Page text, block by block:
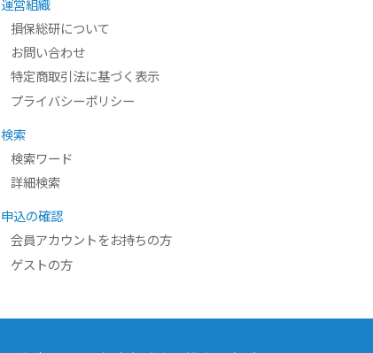
運営組織
損保総研について
お問い合わせ
特定商取引法に基づく表示
プライバシーポリシー
検索
検索ワード
詳細検索
申込の確認
会員アカウントをお持ちの方
ゲストの方